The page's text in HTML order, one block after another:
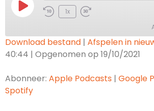
1x
Apple Podcasts Google
RSS FEED
DELEN
LINK
Download bestand | Afspelen in
40:44 | Opgenomen op 19/10/2021
Abonneer: Apple Podcasts | Google
Spotify